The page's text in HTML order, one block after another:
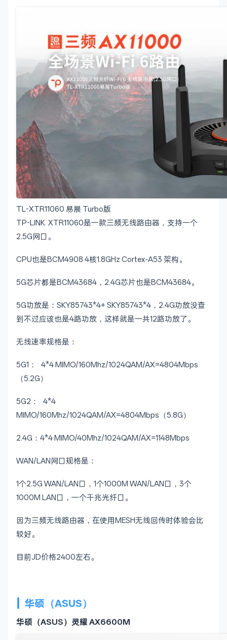
TL-XTR11060 易展 Turbo版
TP-LINK XTR11060是一款三频无线路由器，支持一个
2.5G网口。
CPU也是BCM4908 4核1.8GHz Cortex-A53 架构。
5G芯片都是BCM43684，2.4G芯片也是BCM43684。
5G功放是：SKY85743*4+ SKY85743*4，2.4G功放没查
到不过应该也是4路功放，这样就是一共12路功放了。
无线速率规格是：
5G1： 4*4 MIMO/160Mhz/1024QAM/AX=4804Mbps
（5.2G）
5G2： 4*4
MIMO/160Mhz/1024QAM/AX=4804Mbps（5.8G）
2.4G：4*4 MIMO/40Mhz/1024QAM/AX=1148Mbps
WAN/LAN网口规格是：
1个2.5G WAN/LAN口，1个1000M WAN/LAN口，3个
1000M LAN口，一个千兆光纤口。
因为三频无线路由器，在使用MESH无线回传时体验会比
较好。
目前JD价格2400左右。
华硕（ASUS）
华硕（ASUS）灵耀 AX6600M